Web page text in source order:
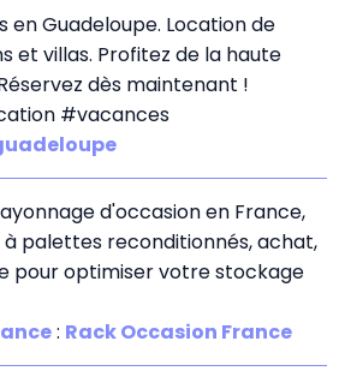
en Guadeloupe. Location de
et villas. Profitez de la haute
dès maintenant !
#vacances
d'occasion en France,
palettes reconditionnés, achat,
pour optimiser votre stockage
: Rack Occasion France